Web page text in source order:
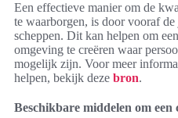
Een effectieve manier om de
te waarborgen, is door vooraf
scheppen. Dit kan helpen om
omgeving te creëren waar
mogelijk zijn. Voor meer
helpen, bekijk deze bron.
Beschikbare middelen om een